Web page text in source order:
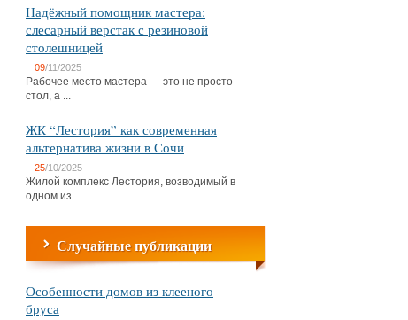
Надёжный помощник мастера:
слесарный верстак с резиновой
столешницей
09/11/2025
Рабочее место мастера — это не просто
стол, а ...
ЖК “Лестория” как современная
альтернатива жизни в Сочи
25/10/2025
Жилой комплекс Лестория, возводимый в
одном из ...
Случайные публикации
Особенности домов из клееного
бруса